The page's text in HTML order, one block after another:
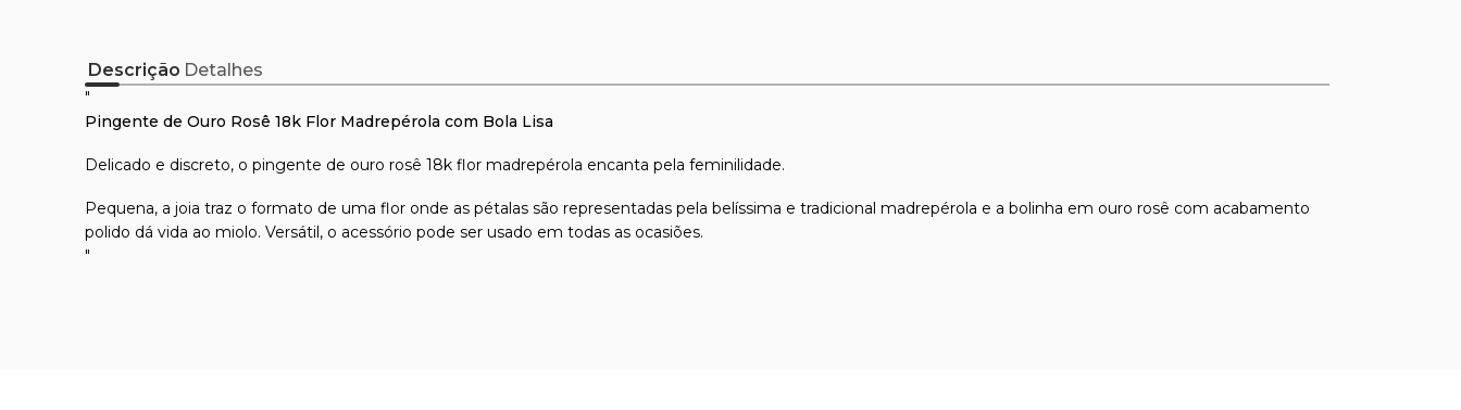
Descrição Detalhes
"
Pingente de Ouro Rosê 18k Flor Madrepérola com Bola Lisa
Delicado e discreto, o pingente de ouro rosê 18k flor madrepérola encanta pela feminilidade.
Pequena, a joia traz o formato de uma flor onde as pétalas são representadas pela belíssima e tradicional madrepérola e a bolinha em ouro rosê com acabamento
polido dá vida ao miolo. Versátil, o acessório pode ser usado em todas as ocasiões.
"